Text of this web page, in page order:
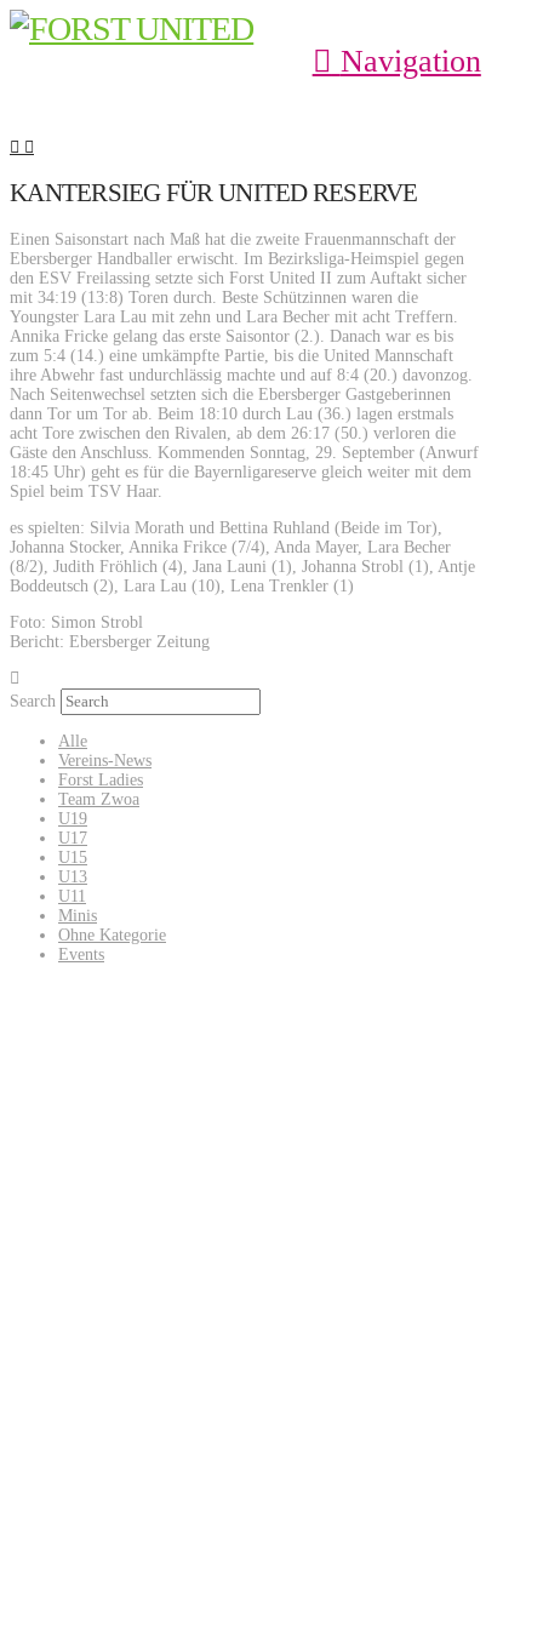
Navigation
KANTERSIEG FÜR UNITED RESERVE
Einen Saisonstart nach Maß hat die zweite Frauenmannschaft der
Ebersberger Handballer erwischt. Im Bezirksliga-Heimspiel gegen
den ESV Freilassing setzte sich Forst United II zum Auftakt sicher
mit 34:19 (13:8) Toren durch. Beste Schützinnen waren die
Youngster Lara Lau mit zehn und Lara Becher mit acht Treffern.
Annika Fricke gelang das erste Saisontor (2.). Danach war es bis
zum 5:4 (14.) eine umkämpfte Partie, bis die United Mannschaft
ihre Abwehr fast undurchlässig machte und auf 8:4 (20.) davonzog.
Nach Seitenwechsel setzten sich die Ebersberger Gastgeberinnen
dann Tor um Tor ab. Beim 18:10 durch Lau (36.) lagen erstmals
acht Tore zwischen den Rivalen, ab dem 26:17 (50.) verloren die
Gäste den Anschluss. Kommenden Sonntag, 29. September (Anwurf
18:45 Uhr) geht es für die Bayernligareserve gleich weiter mit dem
Spiel beim TSV Haar.
es spielten: Silvia Morath und Bettina Ruhland (Beide im Tor),
Johanna Stocker, Annika Frikce (7/4), Anda Mayer, Lara Becher
(8/2), Judith Fröhlich (4), Jana Launi (1), Johanna Strobl (1), Antje
Boddeutsch (2), Lara Lau (10), Lena Trenkler (1)
Foto: Simon Strobl
Bericht: Ebersberger Zeitung
Search
Alle
Vereins-News
Forst Ladies
Team Zwoa
U19
U17
U15
U13
U11
Minis
Ohne Kategorie
Events